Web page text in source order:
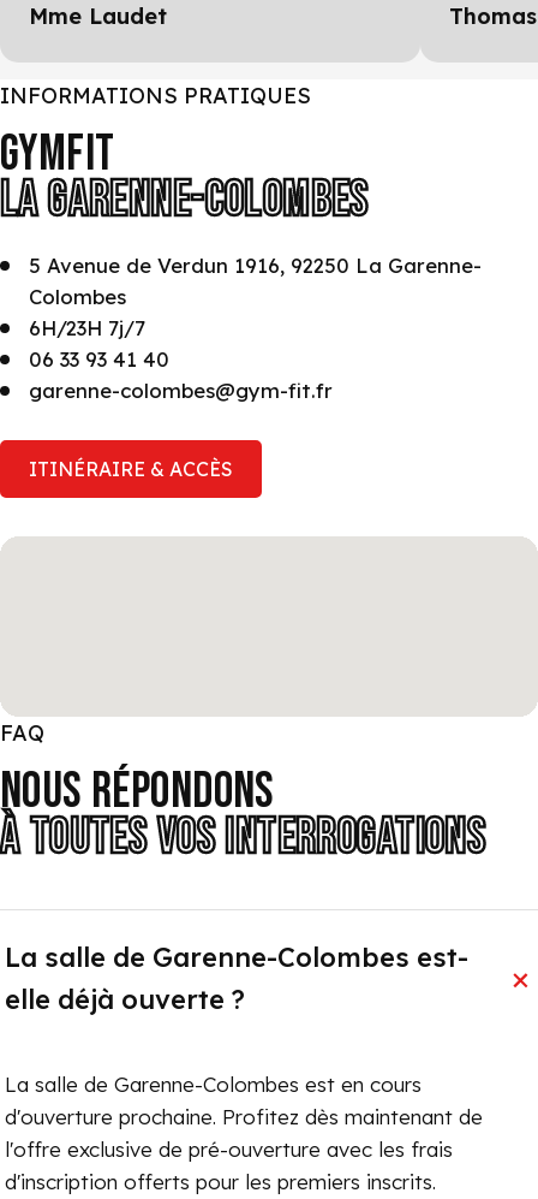
Mme Laudet
INFORMATIONS PRATIQUES
GYMFIT
LA GARENNE-COLOMBES
5 Avenue de Verdun 1916, 92250 La Garenne-
Colombes
6H/23H 7j/7
06 33 93 41 40
garenne-colombes@gym-fit.fr
ITINÉRAIRE & ACCÈS
FAQ
NOUS RÉPONDONS
À TOUTES VOS INTERROGATIONS
La salle de Garenne-Colombes est-
elle déjà ouverte ?
La salle de Garenne-Colombes est en cours
d'ouverture prochaine. Profitez dès maintenant de
l'offre exclusive de pré-ouverture avec les frais
d'inscription offerts pour les premiers inscrits.